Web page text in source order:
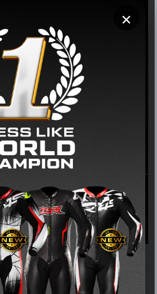
×
I DWUCZĘŚCIOWY LADY
dziewczyn, które nie boją się
do swojego stylu jazdy.